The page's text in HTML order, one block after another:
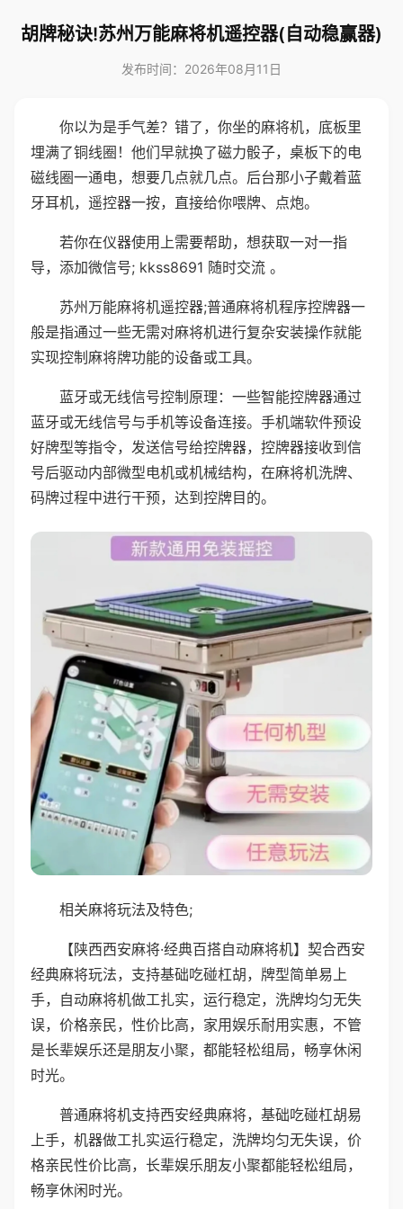
胡牌秘诀!苏州万能麻将机遥控器(自动稳赢器)
发布时间：2026年08月11日
你以为是手气差？错了，你坐的麻将机，底板里
埋满了铜线圈！他们早就换了磁力骰子，桌板下的电
磁线圈一通电，想要几点就几点。后台那小子戴着蓝
牙耳机，遥控器一按，直接给你喂牌、点炮。
若你在仪器使用上需要帮助，想获取一对一指
导，添加微信号; kkss8691 随时交流 。
苏州万能麻将机遥控器;普通麻将机程序控牌器一
般是指通过一些无需对麻将机进行复杂安装操作就能
实现控制麻将牌功能的设备或工具。
蓝牙或无线信号控制原理：一些智能控牌器通过
蓝牙或无线信号与手机等设备连接。手机端软件预设
好牌型等指令，发送信号给控牌器，控牌器接收到信
号后驱动内部微型电机或机械结构，在麻将机洗牌、
码牌过程中进行干预，达到控牌目的。
相关麻将玩法及特色;
【陕西西安麻将·经典百搭自动麻将机】契合西安
经典麻将玩法，支持基础吃碰杠胡，牌型简单易上
手，自动麻将机做工扎实，运行稳定，洗牌均匀无失
误，价格亲民，性价比高，家用娱乐耐用实惠，不管
是长辈娱乐还是朋友小聚，都能轻松组局，畅享休闲
时光。
普通麻将机支持西安经典麻将，基础吃碰杠胡易
上手，机器做工扎实运行稳定，洗牌均匀无失误，价
格亲民性价比高，长辈娱乐朋友小聚都能轻松组局，
畅享休闲时光。